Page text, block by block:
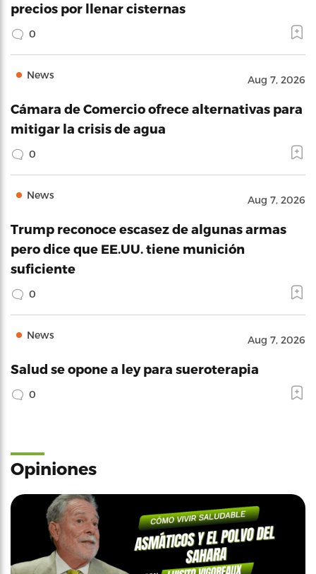
precios por llenar cisternas
0
News Aug 7, 2026
Cámara de Comercio ofrece alternativas para
mitigar la crisis de agua
0
News Aug 7, 2026
Trump reconoce escasez de algunas armas
pero dice que EE.UU. tiene munición
suficiente
0
News Aug 7, 2026
Salud se opone a ley para sueroterapia
0
Opiniones